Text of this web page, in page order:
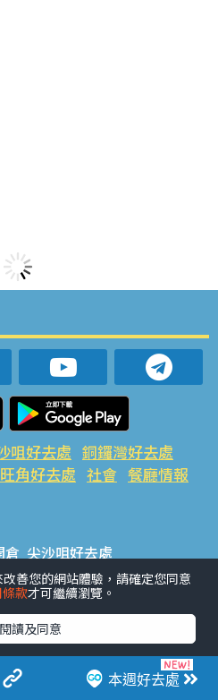
本週好去處
咀好去處 銅鑼灣好去處
旺角好去處 社會 餐廳情報
倉 尖沙咀好去處
灣好去處 旺角好去處 社會
介 #美食社群熱話
應用程式
#限時搶
商戶中心 #著數 #網絡熱話
善您的網站體驗，請確定您同意
款才可繼續瀏覽。
讀及同意